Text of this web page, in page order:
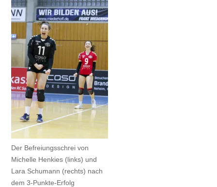
Der Befreiungsschrei von
Michelle Henkies (links) und
Lara Schumann (rechts) nach
dem 3-Punkte-Erfolg